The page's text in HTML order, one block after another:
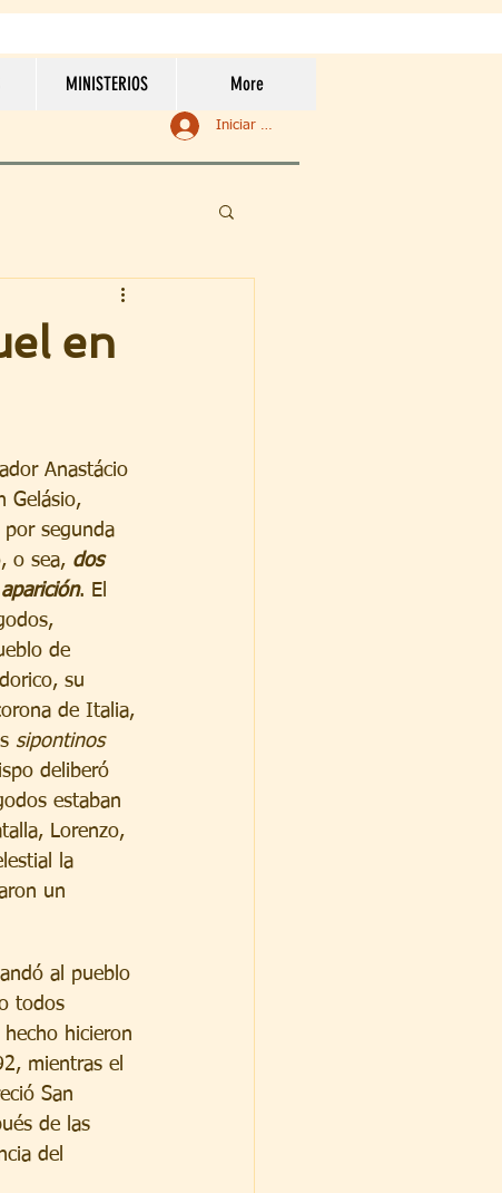
MINISTERIOS More
Iniciar sesión
en
Anastácio
Gelásio,
por segunda
o sea, dos
. El
de
su
de Italia,
sipontinos
deliberó
estaban
Lorenzo,
la
un
al pueblo
todos
hicieron
mientras el
San
de las
del